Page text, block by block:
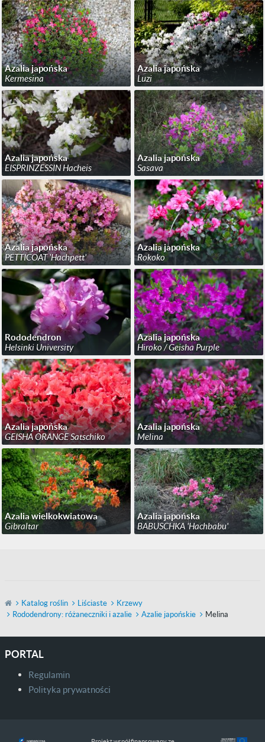
Azalia japońska
Kermesina
Azalia japońska
Luzi
Azalia japońska
EISPRINZESSIN Hacheis
Azalia japońska
Sasava
Azalia japońska
PETTICOAT 'Hachpett'
Azalia japońska
Rokoko
Rododendron
Helsinki University
Azalia japońska
Hiroko / Geisha Purple
Azalia japońska
GEISHA ORANGE Satschiko
Azalia japońska
Melina
Azalia wielkokwiatowa
Gibraltar
Azalia japońska
BABUSCHKA 'Hachbabu'
Katalog roślin Liściaste
Krzewy
Rododendrony: różaneczniki i azalie
Azalie japońskie Melina
PORTAL
Regulamin
Polityka prywatności